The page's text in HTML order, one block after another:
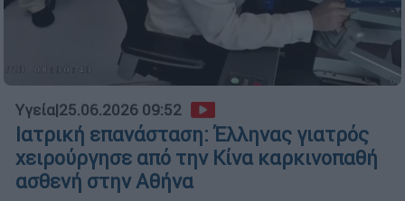
Υγεία|25.06.2026 09:52
Ιατρική επανάσταση: Έλληνας γιατρός
χειρούργησε από την Κίνα καρκινοπαθή
ασθενή στην Αθήνα